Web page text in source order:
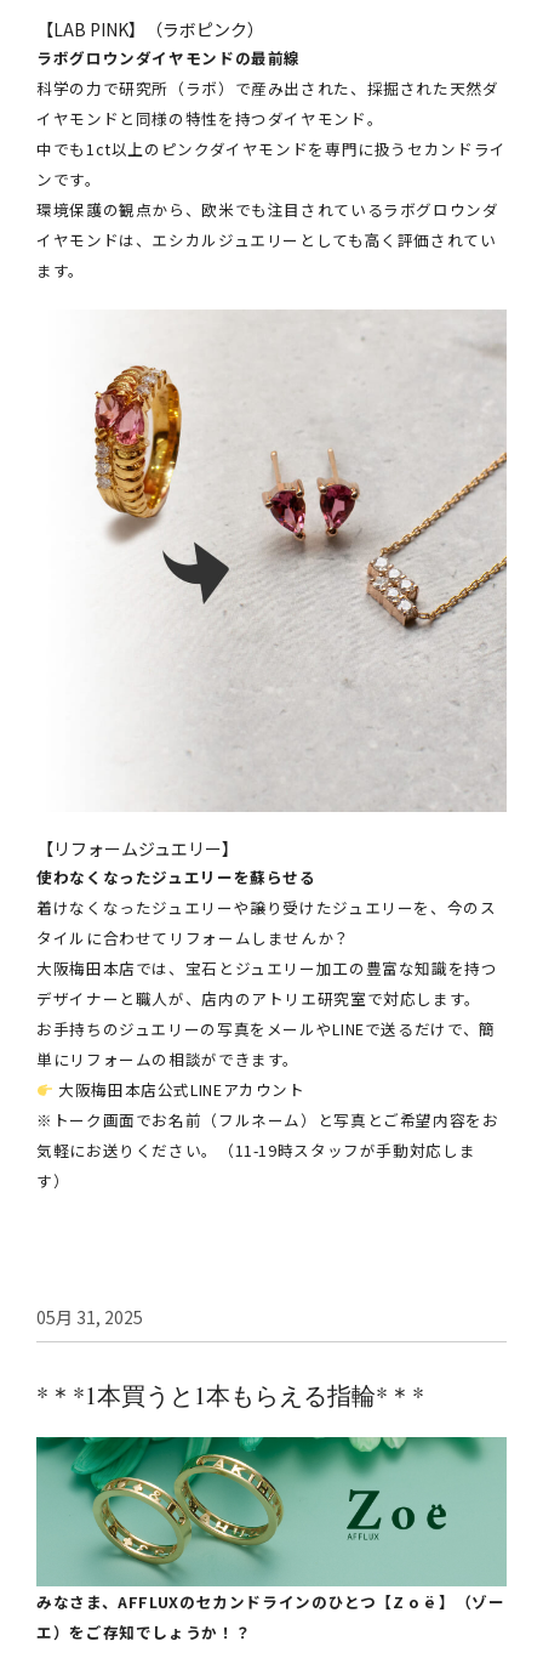
【LAB PINK】（ラボピンク）
ラボグロウンダイヤモンドの最前線
科学の力で研究所（ラボ）で産み出された、採掘された天然ダ
イヤモンドと同様の特性を持つダイヤモンド。
中でも1ct以上のピンクダイヤモンドを専門に扱うセカンドライ
ンです。
環境保護の観点から、欧米でも注目されているラボグロウンダ
イヤモンドは、エシカルジュエリーとしても高く評価されてい
ます。
【リフォームジュエリー】
使わなくなったジュエリーを蘇らせる
着けなくなったジュエリーや譲り受けたジュエリーを、今のス
タイルに合わせてリフォームしませんか？
大阪梅田本店では、宝石とジュエリー加工の豊富な知識を持つ
デザイナーと職人が、店内のアトリエ研究室で対応します。
お手持ちのジュエリーの写真をメールやLINEで送るだけで、簡
単にリフォームの相談ができます。
大阪梅田本店公式LINEアカウント
※トーク画面でお名前（フルネーム）と写真とご希望内容をお
気軽にお送りください。（11-19時スタッフが手動対応しま
す）
05月 31, 2025
*＊*1本買うと1本もらえる指輪*＊*
みなさま、AFFLUXのセカンドラインのひとつ【Z o ë 】（ゾー
エ）をご存知でしょうか！？